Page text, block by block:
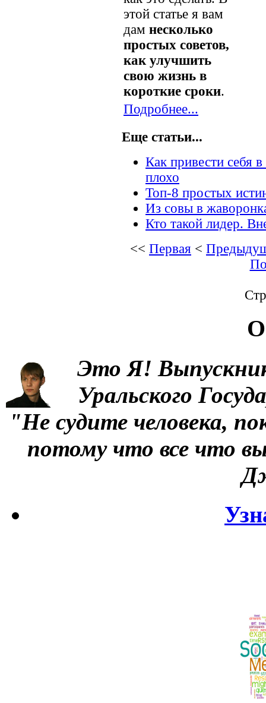
этой статье я вам
дам несколько
простых советов,
как улучшить
свою жизнь в
короткие сроки.
Подробнее...
Еще статьи...
Как привести себя
плохо
Топ-8 простых
Из совы в
Кто такой лидер.
<< Первая <
Это Я!
Уральского
"Не судите человека,
потому что все что